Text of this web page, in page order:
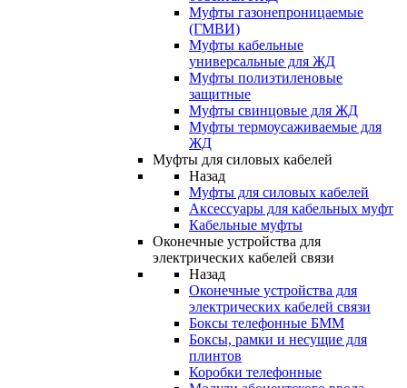
Муфты газонепроницаемые
(ГМВИ)
Муфты кабельные
универсальные для ЖД
Муфты полиэтиленовые
защитные
Муфты свинцовые для ЖД
Муфты термоусаживаемые для
ЖД
Муфты для силовых кабелей
Назад
Муфты для силовых кабелей
Аксессуары для кабельных муфт
Кабельные муфты
Оконечные устройства для
электрических кабелей связи
Назад
Оконечные устройства для
электрических кабелей связи
Боксы телефонные БММ
Боксы, рамки и несущие для
плинтов
Коробки телефонные